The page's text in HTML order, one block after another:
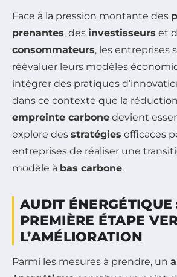
Face à la pression montante des
prenantes, des investisseurs et
consommateurs, les entreprises
réévaluer leurs modèles
intégrer des pratiques
dans ce contexte que la
empreinte carbone devient
explore des stratégies efficaces
entreprises de réaliser une
modèle à bas carbone.
AUDIT ÉNERGÉTIQUE
PREMIÈRE ÉTAPE
L’AMÉLIORATION
Parmi les mesures à prendre, un